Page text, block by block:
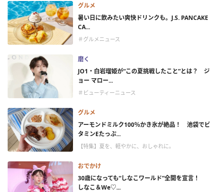
グルメ
暑い日に飲みたい爽快ドリンクも。J.S. PANCAKE
CA...
＃グルメニュース
磨く
JO1・白岩瑠姫が“この夏挑戦したこと”とは？ ジ
ョー マロー...
＃ビューティーニュース
グルメ
アーモンドミルク100％かき氷が絶品！ 池袋でビ
タミンEたっぷ...
【特集】夏を、軽やかに、おしゃれに。
おでかけ
30歳になっても“しなこワールド”全開を宣言！
しなこ＆We♡...